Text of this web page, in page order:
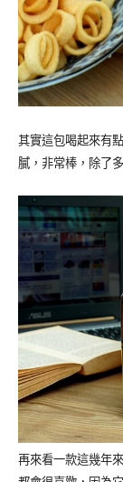
其實這包喝起來有
膩，非常棒，除了
再來看一款這幾年